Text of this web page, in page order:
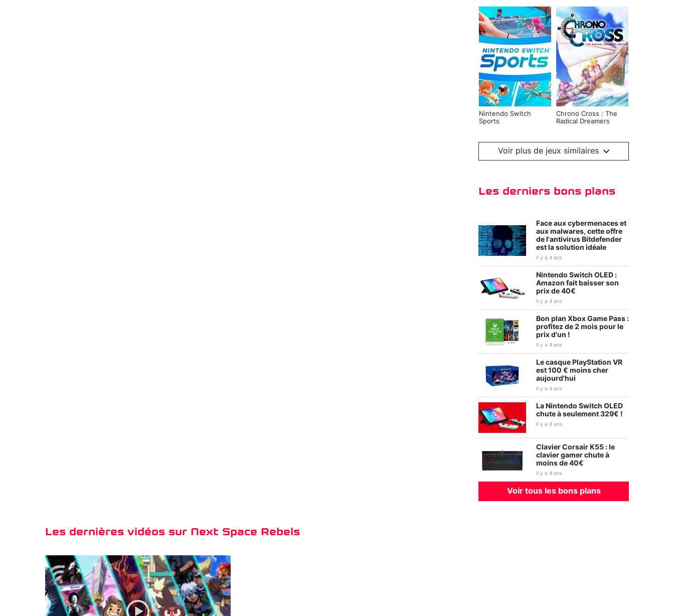
Nintendo Switch
Sports
Chrono Cross : The
Radical Dreamers
Kirby et le monde
oublié
Tiny Tina's
Wonderlands
Ghostwire : Tokyo WWE 2K22
Gran Turismo 7 Elden Ring
Voir plus de jeux similaires
Les derniers bons plans
Face aux cybermenaces et
aux malwares, cette offre
de l'antivirus Bitdefender
est la solution idéale
Il y a 4 ans
Nintendo Switch OLED :
Amazon fait baisser son
prix de 40€
Il y a 4 ans
Bon plan Xbox Game Pass :
profitez de 2 mois pour le
prix d'un !
Il y a 4 ans
Le casque PlayStation VR
est 100 € moins cher
aujourd'hui
Il y a 4 ans
La Nintendo Switch OLED
chute à seulement 329€ !
Il y a 4 ans
Clavier Corsair K55 : le
clavier gamer chute à
moins de 40€
Il y a 4 ans
Voir tous les bons plans
Les dernières vidéos sur Next Space Rebels